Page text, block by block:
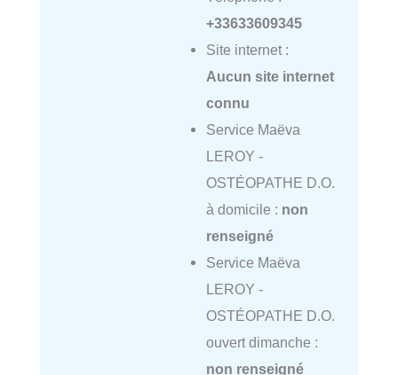
+33633609345
Site internet :
Aucun site internet
connu
Service Maëva
LEROY -
OSTÉOPATHE D.O.
à domicile : non
renseigné
Service Maëva
LEROY -
OSTÉOPATHE D.O.
ouvert dimanche :
non renseigné